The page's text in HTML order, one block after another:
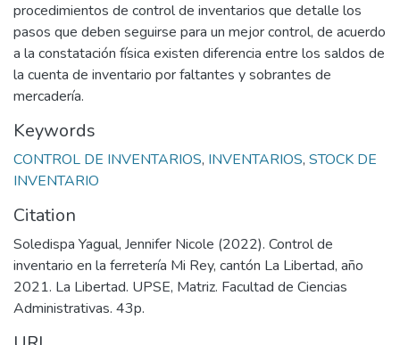
procedimientos de control de inventarios que detalle los
pasos que deben seguirse para un mejor control, de acuerdo
a la constatación física existen diferencia entre los saldos de
la cuenta de inventario por faltantes y sobrantes de
mercadería.
Keywords
CONTROL DE INVENTARIOS, INVENTARIOS, STOCK DE
INVENTARIO
Citation
Soledispa Yagual, Jennifer Nicole (2022). Control de
inventario en la ferretería Mi Rey, cantón La Libertad, año
2021. La Libertad. UPSE, Matriz. Facultad de Ciencias
Administrativas. 43p.